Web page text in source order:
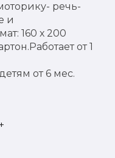
речь-
и
160 х 200
от 1
от 6 мес.